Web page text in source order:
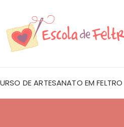
DE ARTESANATO EM FELTRO